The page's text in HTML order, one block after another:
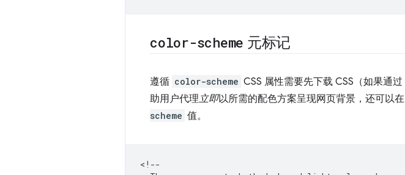
color-scheme 元标记
遵循 color-scheme CSS 属性需要先下载 CSS（如果通过
助用户代理立即以所需的配色方案呈现网页背景，还可以在
scheme 值。
<!--